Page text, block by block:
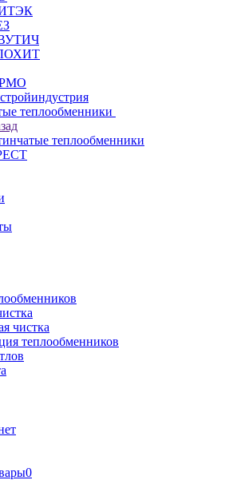
теплообменники
теплообменники
чистка
теплообменников
0